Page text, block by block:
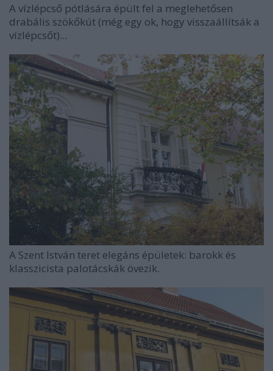
A vízlépcső pótlására épült fel a meglehetősen
drabális szökőkút (még egy ok, hogy visszaállítsák a
vízlépcsőt)...
A Szent István teret elegáns épületek: barokk és
klasszicista palotácskák övezik.